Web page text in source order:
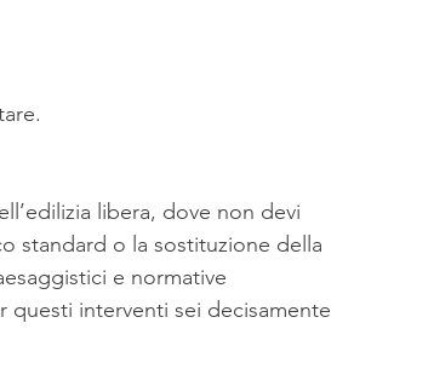
libera, dove non devi
standard o la sostituzione della
e normative
interventi sei decisamente